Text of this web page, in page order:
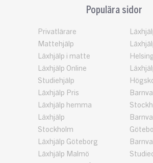
Populära sidor
Privatlärare
Mattehjälp
Läxhjälp i matte
Läxhjälp Online
Studiehjälp
Läxhjälp Pris
Läxhjälp hemma
Läxhjälp
Stockholm
Läxhjälp Göteborg
Läxhjälp Malmö